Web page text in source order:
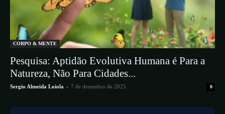
CORPO & MENTE
Pesquisa: Aptidão Evolutiva Humana é Para a
Natureza, Não Para Cidades...
Sergio Almeida Loiola - 7 de dezembro de 2025 0